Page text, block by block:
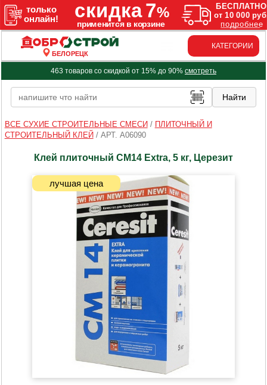
БЕЛОРЕЦК
КАТЕГОРИИ
463 товаров со скидкой от 15% до 90% смотреть
ВСЕ СУХИЕ СТРОИТЕЛЬНЫЕ СМЕСИ / ПЛИТОЧНЫЙ И
СТРОИТЕЛЬНЫЙ КЛЕЙ / АРТ. A06090
Клей плиточный СМ14 Extra, 5 кг, Церезит